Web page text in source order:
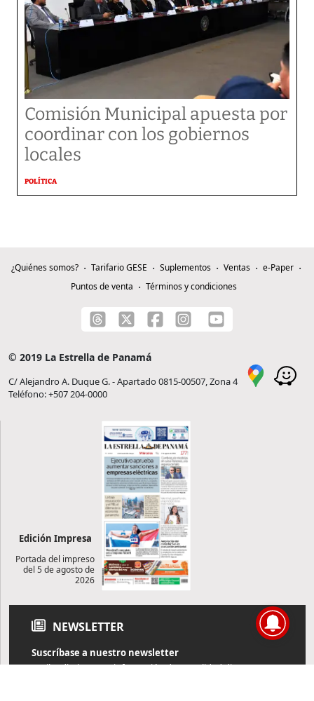
Comisión Municipal apuesta por
coordinar con los gobiernos
locales
POLÍTICA
¿Quiénes somos? Tarifario GESE Suplementos Ventas
e-Paper
Puntos de venta
Términos y condiciones
© 2019 La Estrella de Panamá
C/ Alejandro A. Duque G. - Apartado 0815-00507, Zona 4
Teléfono: +507 204-0000
Edición Impresa
Portada del impreso
del 5 de agosto de
2026
NEWSLETTER
Suscríbase a nuestro newsletter
Reciba diariamente información de actualidad directamente en